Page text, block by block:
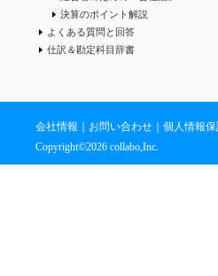
決算のポイント解説
よくある質問と回答
仕訳＆勘定科目辞書
会社情報 お問い合わせ 個人情報
Copyright©2026 collabo,Inc.